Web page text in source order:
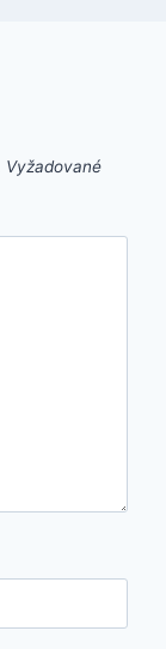
Vyžadované